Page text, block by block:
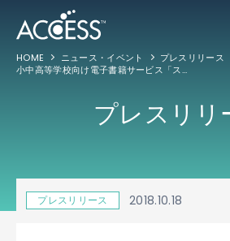
HOME ニュース・イベント
プレスリリース
小中高等学校向け電子書籍サービス「スクール イー ライブラリー」に、電子テキスト配信システム「PUBLUS
プレスリリ
プレスリリース 2018.10.18